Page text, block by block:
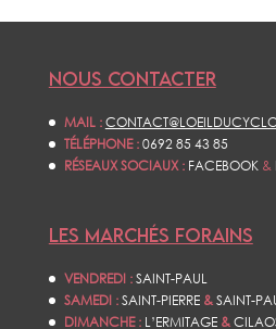
NOUS CONTACTER
MAIL :
TÉLÉPHONE :0692 85 43 85
RÉSEAUX SOCIAUX : FACEBOOK&
LES MARCHÉS FORAINS
VENDREDI :SAINT-PAUL
SAMEDI :SAINT-PIERRE&SAINT-
DIMANCHE : L’ERMITAGE &